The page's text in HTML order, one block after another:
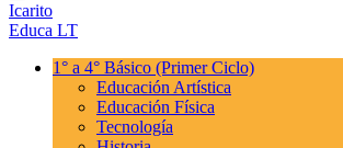
Icarito
Educa LT
1° a 4° Básico (Primer Ciclo)
Educación Artística
Educación Física
Tecnología